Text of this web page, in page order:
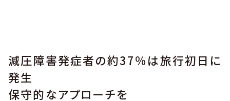
減圧障害発症者の約37％は旅行初日に
発生
保守的なアプローチを